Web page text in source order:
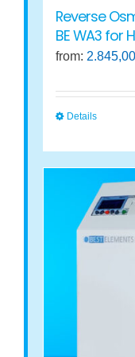
Reverse
BE WA3 for
from:
Details
product
multiple
variants.